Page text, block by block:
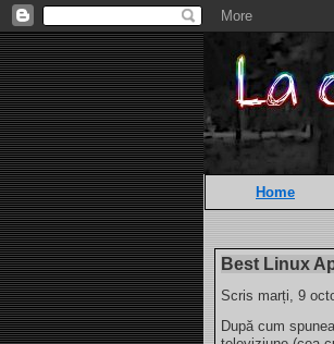
Home
Best Linux
Scris marți, 9
După cum